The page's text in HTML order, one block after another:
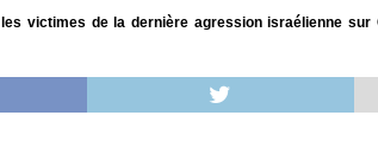
victimes de la dernière agression israélienne sur